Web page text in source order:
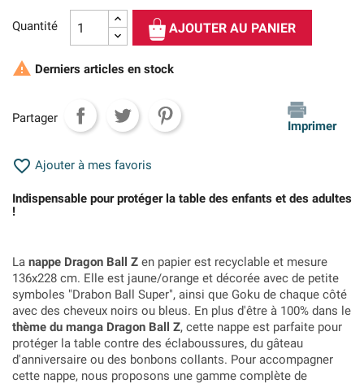
Quantité AJOUTER AU PANIER
 Derniers articles en stock
Partager
Imprimer
 Ajouter à mes favoris
Indispensable pour protéger la table des enfants et des adultes
!
La nappe Dragon Ball Z en papier est recyclable et mesure
136x228 cm. Elle est jaune/orange et décorée avec de petite
symboles "Drabon Ball Super", ainsi que Goku de chaque côté
avec des cheveux noirs ou bleus. En plus d'être à 100% dans le
thème du manga Dragon Ball Z, cette nappe est parfaite pour
protéger la table contre des éclaboussures, du gâteau
d'anniversaire ou des bonbons collants. Pour accompagner
cette nappe, nous proposons une gamme complète de